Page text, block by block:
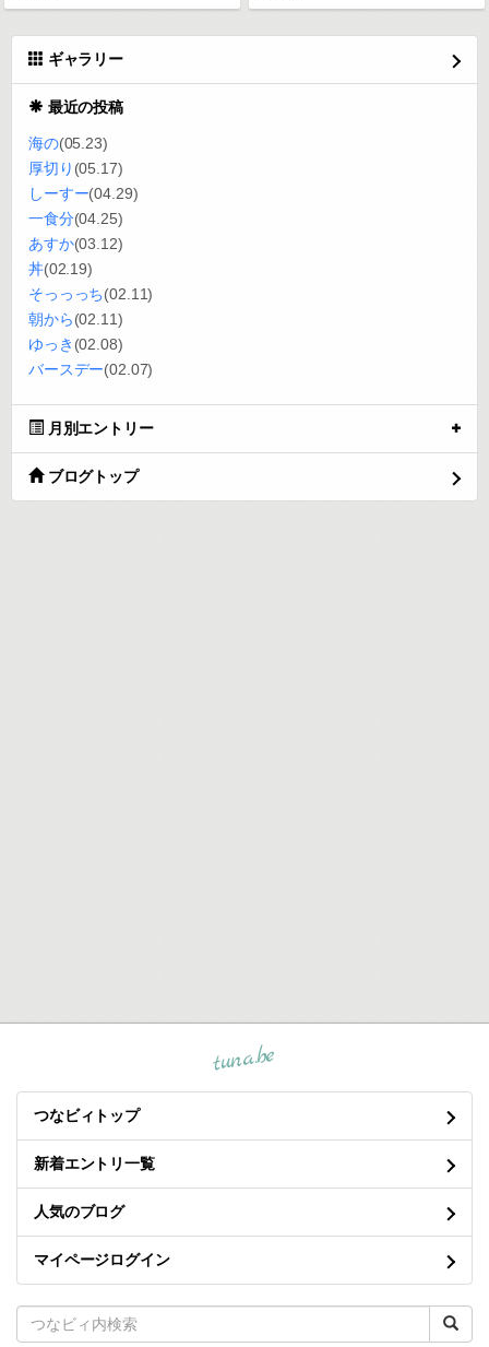
ギャラリー
最近の投稿
海の(05.23)
厚切り (05.17)
しーすー(04.29)
一食分(04.25)
あすか(03.12)
丼(02.19)
そっっっち(02.11)
朝から(02.11)
ゆっき (02.08)
バースデー(02.07)
月別エントリー
ブログトップ
tuna.be
つなビィトップ
新着エントリ一覧
人気のブログ
マイページログイン